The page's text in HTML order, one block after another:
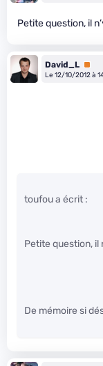
Petite question, il
David_L
Le 12/10/2012 à
toufou a écrit :
Petite question, il
De mémoire si